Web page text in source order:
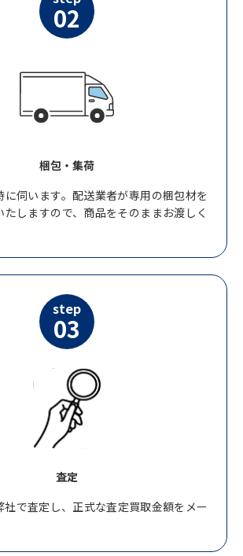
02
梱包・集荷
に伺います。配送業者が専用の梱包材を
しますので、商品をそのままお渡しく
step
03
査定
社で査定し、正式な査定買取金額をメー